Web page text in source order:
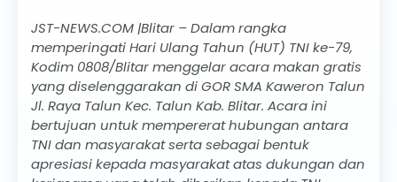
JST-NEWS.COM |Blitar – Dalam rangka
memperingati Hari Ulang Tahun (HUT) TNI ke-79,
Kodim 0808/Blitar menggelar acara makan gratis
yang diselenggarakan di GOR SMA Kaweron Talun
Jl. Raya Talun Kec. Talun Kab. Blitar. Acara ini
bertujuan untuk mempererat hubungan antara
TNI dan masyarakat serta sebagai bentuk
apresiasi kepada masyarakat atas dukungan dan